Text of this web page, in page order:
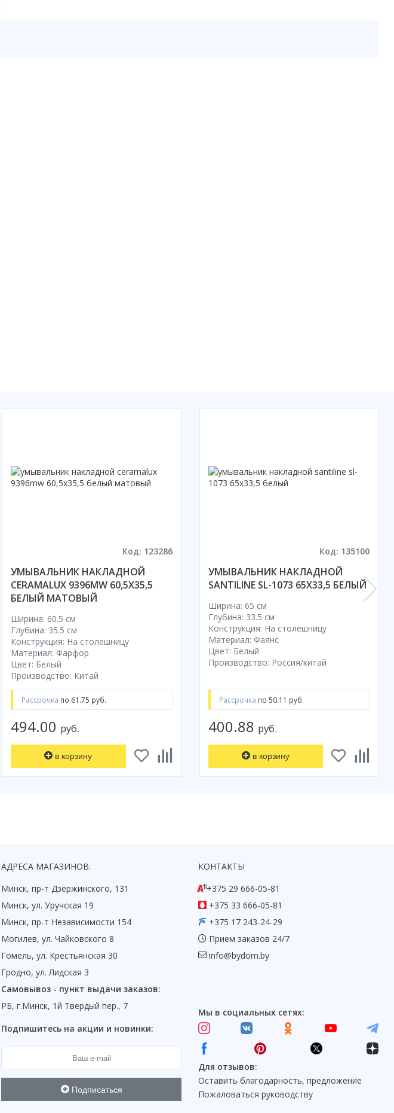
Код: 123286
УМЫВАЛЬНИК НАКЛАДНОЙ
CERAMALUX 9396MW 60,5X35,5
БЕЛЫЙ МАТОВЫЙ
Ширина: 60.5 см
Глубина: 35.5 см
Конструкция: На столешницу
Материал: Фарфор
Цвет: Белый
Производство: Китай
Рассрочка по 61.75 руб.
494.00 руб.
в корзину
Код: 135100
УМЫВАЛЬНИК НАКЛАДНОЙ
SANTILINE SL-1073 65X33,5 БЕЛЫЙ
Ширина: 65 см
Глубина: 33.5 см
Конструкция: На столешницу
Материал: Фаянс
Цвет: Белый
Производство: Россия/китай
Рассрочка по 50.11 руб.
400.88 руб.
в корзину
АДРЕСА МАГАЗИНОВ:
Минск, пр-т Дзержинского, 131
Минск, ул. Уручская 19
Минск, пр-т Независимости 154
Могилев, ул. Чайковского 8
Гомель, ул. Крестьянская 30
Гродно, ул. Лидская 3
Самовывоз - пункт выдачи заказов:
РБ, г.Минск, 1й Твердый пер., 7
Подпишитесь на акции и новинки:
Подписаться
КОНТАКТЫ
+375 29 666-05-81
+375 33 666-05-81
+375 17 243-24-29
Прием заказов 24/7
info@bydom.by
Мы в социальных сетях:
Для отзывов:
Оставить благодарность, предложение
Пожаловаться руководству